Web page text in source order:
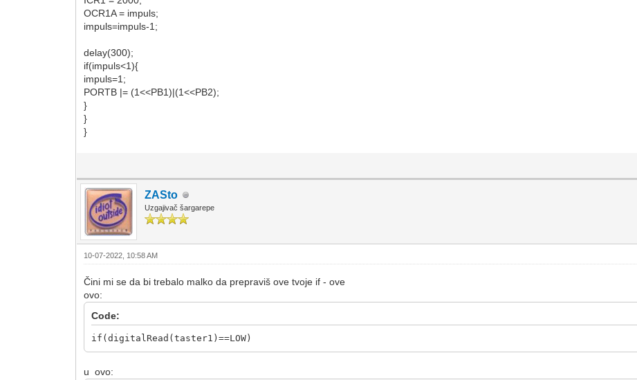
OCR1A = impuls;
impuls=impuls-1;
delay(300);
if(impuls<1){
impuls=1;
PORTB |= (1<<PB1)|(1<<PB2);
}
}
}
ZASto
Uzgajivač šargarepe
10-07-2022, 10:58 AM
Čini mi se da bi trebalo malko da prepraviš ove tvoje if - ove
ovo:
Code:
if(digitalRead(taster1)==LOW)
u ovo: